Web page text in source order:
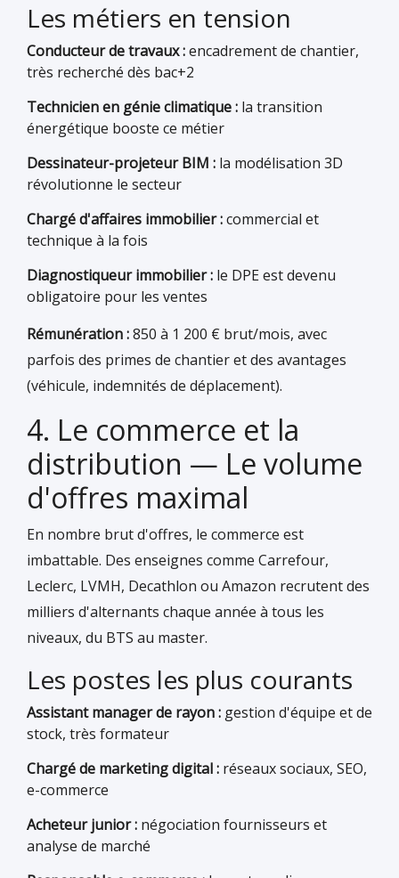
Les métiers en tension
Conducteur de travaux :encadrement de chantier,
très recherché dès bac+2
Technicien en génie climatique : la transition
énergétique booste ce métier
Dessinateur-projeteur BIM : la modélisation 3D
révolutionne le secteur
Chargé d'affaires immobilier :commercial et
technique à la fois
Diagnostiqueur immobilier : le DPE est devenu
obligatoire pour les ventes
Rémunération :850 à 1 200 € brut/mois, avec
parfois des primes de chantier et des avantages
(véhicule, indemnités de déplacement).
4. Le commerce et la
distribution — Le volume
d'offres maximal
En nombre brut d'offres, le commerce est
imbattable. Des enseignes comme Carrefour,
Leclerc, LVMH, Decathlon ou Amazon recrutent des
milliers d'alternants chaque année à tous les
niveaux, du BTS au master.
Les postes les plus courants
Assistant manager de rayon : gestion d'équipe et de
stock, très formateur
Chargé de marketing digital : réseaux sociaux, SEO,
e-commerce
Acheteur junior : négociation fournisseurs et
analyse de marché